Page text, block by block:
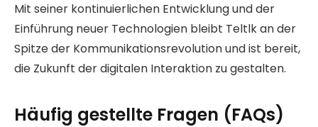
Mit seiner kontinuierlichen Entwicklung und der
Einführung neuer Technologien bleibt Teltlk an der
Spitze der Kommunikationsrevolution und ist bereit,
die Zukunft der digitalen Interaktion zu gestalten.
Häufig gestellte Fragen (FAQs)